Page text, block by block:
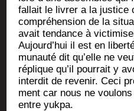
fal­lait le livrer a la jus­tice
com­pré­hen­sion de la
avait ten­dance à
Aujourd’hui il est en
mu­nau­té dit qu’elle ne
réplique qu’il pour­rait y
inter­dit de reve­nir. Ceci
ment car nous ne
entre yukpa.